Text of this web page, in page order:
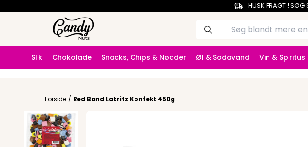
HUSK FRAGT ! SØG
Slik Chokolade Snacks, Chips & Nødder Øl & Sodavand Vin & Spiritus
Forside / Red Band Lakritz Konfekt 450g